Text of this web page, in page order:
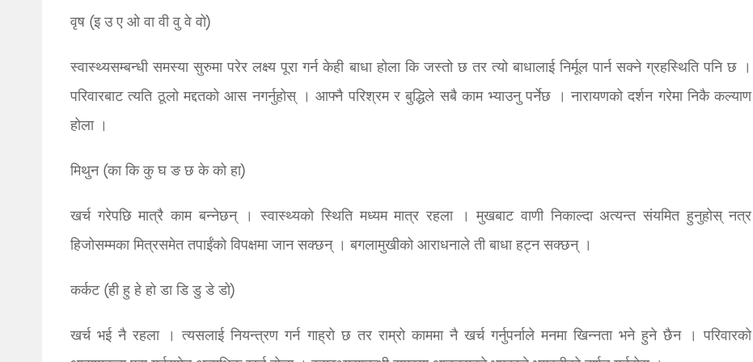
वृष (इ उ ए ओ वा वी वु वे वो)
स्वास्थ्यसम्बन्धी समस्या सुरुमा परेर लक्ष्य पूरा गर्न केही बाधा होला कि जस्तो छ तर त्यो बाधालाई निर्मूल पार्न सक्ने ग्रहस्थिति पनि छ ।
परिवारबाट त्यति ठूलो मद्दतको आस नगर्नुहोस् । आफ्नै परिश्रम र बुद्धिले सबै काम भ्याउनु पर्नेछ । नारायणको दर्शन गरेमा निकै कल्याण
होला ।
मिथुन (का कि कु घ ङ छ के को हा)
खर्च गरेपछि मात्रै काम बन्नेछन् । स्वास्थ्यको स्थिति मध्यम मात्र रहला । मुखबाट वाणी निकाल्दा अत्यन्त संयमित हुनुहोस् नत्र
हिजोसम्मका मित्रसमेत तपाईंको विपक्षमा जान सक्छन् । बगलामुखीको आराधनाले ती बाधा हट्न सक्छन् ।
कर्कट (ही हु हे हो डा डि डु डे डो)
खर्च भई नै रहला । त्यसलाई नियन्त्रण गर्न गाह्रो छ तर राम्रो काममा नै खर्च गर्नुपर्नाले मनमा खिन्नता भने हुने छैन । परिवारको